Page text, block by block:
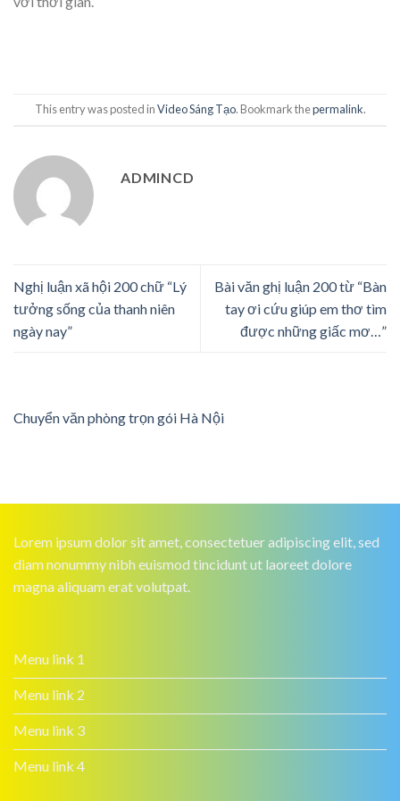
This entry was posted inVideo Sáng Tạo. Bookmark thepermalink.
ADMINCD
Nghị luận xã hội 200 chữ “Lý
tưởng sống của thanh niên
ngày nay”
Bài văn ghị luận 200 từ “Bàn
tay ơi cứu giúp em thơ tìm
được những giấc mơ…”
Chuyển văn phòng trọn gói Hà Nội
Lorem ipsum dolor sit amet, consectetuer adipiscing elit, sed
diam nonummy nibh euismod tincidunt ut laoreet dolore
magna aliquam erat volutpat.
Menu link 1
Menu link 2
Menu link 3
Menu link 4